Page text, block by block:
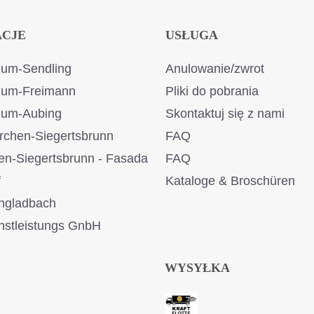
Sendling
Freimann
Aubing
Siegertsbrunn
Siegertsbrunn - Fasada
GnbH
USŁUGA
Anulowanie/zwrot
Pliki do pobrania
Skontaktuj się z nami
FAQ
FAQ
Kataloge & Broschüren
WYSYŁKA